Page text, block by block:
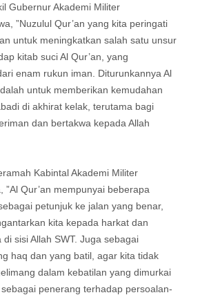
Gubernur Akademi Militer
”Nuzulul Qur’an yang kita peringati
untuk meningkatkan salah satu unsur
kitab suci Al Qur’an, yang
enam rukun iman. Diturunkannya Al
untuk memberikan kemudahan
di akhirat kelak, terutama bagi
dan bertakwa kepada Allah
Kabintal Akademi Militer
”Al Qur’an mempunyai beberapa
petunjuk ke jalan yang benar,
kita kepada harkat dan
sisi Allah SWT. Juga sebagai
haq dan yang batil, agar kita tidak
dalam kebatilan yang dimurkai
penerang terhadap persoalan-